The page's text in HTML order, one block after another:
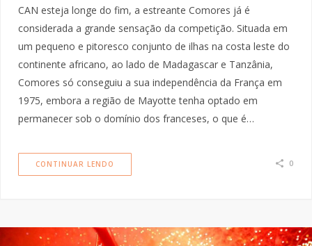
CAN esteja longe do fim, a estreante Comores já é
considerada a grande sensação da competição. Situada em
um pequeno e pitoresco conjunto de ilhas na costa leste do
continente africano, ao lado de Madagascar e Tanzânia,
Comores só conseguiu a sua independência da França em
1975, embora a região de Mayotte tenha optado em
permanecer sob o domínio dos franceses, o que é…
CONTINUAR LENDO 0